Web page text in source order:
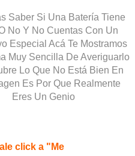
Saber Si Una Batería Tiene
No Y No Cuentas Con Un
Especial Acá Te Mostramos
Muy Sencilla De Averiguarlo
Lo Que No Está Bien En
Es Por Que Realmente
Eres Un Genio
click a "Me